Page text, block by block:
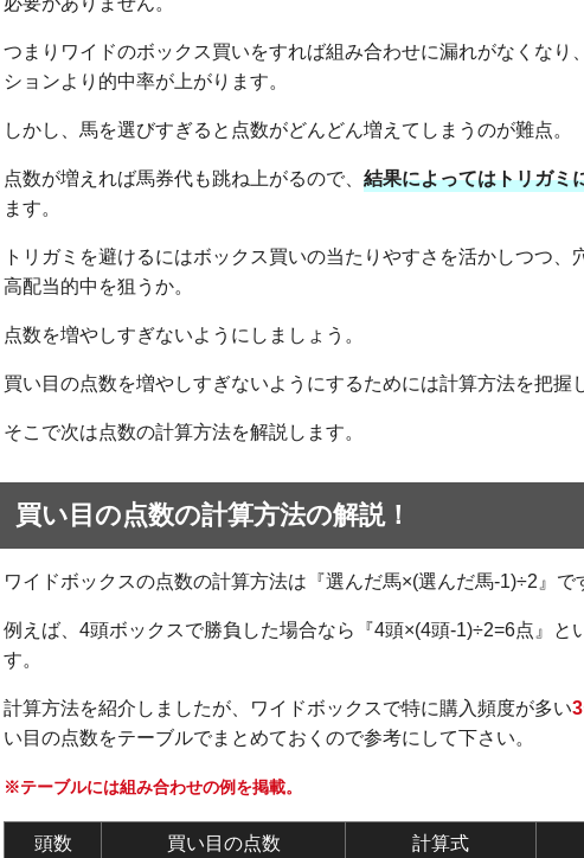
つまりワイドのボックス買いをすれば組み合わせに漏れがなくなり
ションより的中率が上がります。
しかし、馬を選びすぎると点数がどんどん増えてしまうのが難点。
点数が増えれば馬券代も跳ね上がるので、 結果によってはトリガミ
ます。
トリガミを避けるにはボックス買いの当たりやすさを活かしつつ、
高配当的中を狙うか。
点数を増やしすぎないようにしましょう。
買い目の点数を増やしすぎないようにするためには計算方法を把握
そこで次は点数の計算方法を解説します。
買い目の点数の計算方法の解説！
ワイドボックスの点数の計算方法は『選んだ馬×(選んだ馬‐1)÷2』で
例えば、4頭ボックスで勝負した場合なら『4頭×(4頭‐1)÷2=6点』と
す。
計算方法を紹介しましたが、ワイドボックスで特に購入頻度が多い
い目の点数をテーブルでまとめておくので参考にして下さい。
※テーブルには組み合わせの例を掲載。
頭数 買い目の点数 計算式